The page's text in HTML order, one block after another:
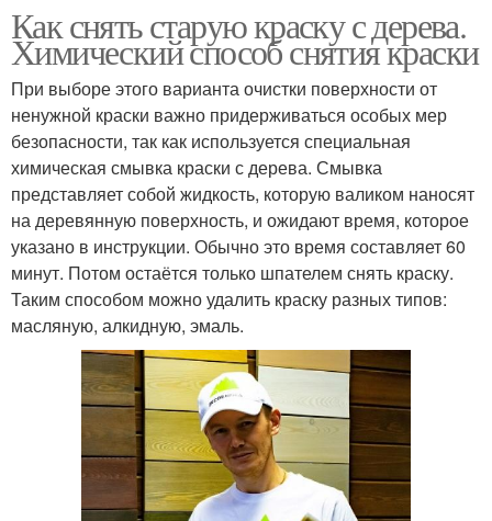
Как снять старую краску с дерева.
Химический способ снятия краски
При выборе этого варианта очистки поверхности от
ненужной краски важно придерживаться особых мер
безопасности, так как используется специальная
химическая смывка краски с дерева. Смывка
представляет собой жидкость, которую валиком наносят
на деревянную поверхность, и ожидают время, которое
указано в инструкции. Обычно это время составляет 60
минут. Потом остаётся только шпателем снять краску.
Таким способом можно удалить краску разных типов:
масляную, алкидную, эмаль.